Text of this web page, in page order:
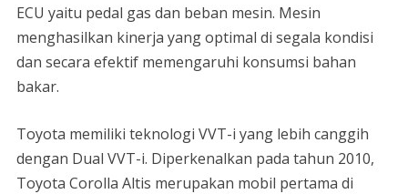
ECU yaitu pedal gas dan beban mesin. Mesin
menghasilkan kinerja yang optimal di segala kondisi
dan secara efektif memengaruhi konsumsi bahan
bakar.
Toyota memiliki teknologi VVT-i yang lebih canggih
dengan Dual VVT-i. Diperkenalkan pada tahun 2010,
Toyota Corolla Altis merupakan mobil pertama di